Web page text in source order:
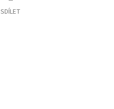
SDÍLET